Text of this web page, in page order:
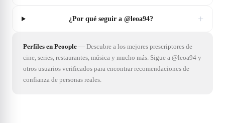
¿Por qué seguir a @leoa94? +
Perfiles en Peoople — Descubre a los mejores prescriptores de
cine, series, restaurantes, música y mucho más. Sigue a @leoa94 y
otros usuarios verificados para encontrar recomendaciones de
confianza de personas reales.